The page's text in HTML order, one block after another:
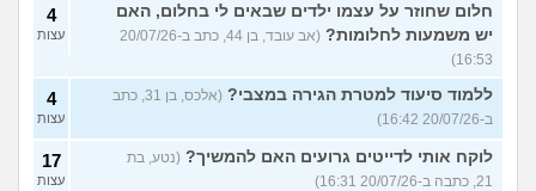
חלום שחוזר על עצמו ילדים שבאים לי בחלום, האם
יש משמעות לחלומות?
(אב עובד, בן 44, כתב ב-20/07/26
16:53)
4
עצות
ללמוד סיעוד למטרת הגירה במצבי?
(אלכס, בן 31, כתב
ב-20/07/26 16:42)
4
עצות
לוקח אותי לדייטים גרועים האם להמשיך? (נטע, בת
21, כתבה ב-20/07/26 16:31)
17
עצות